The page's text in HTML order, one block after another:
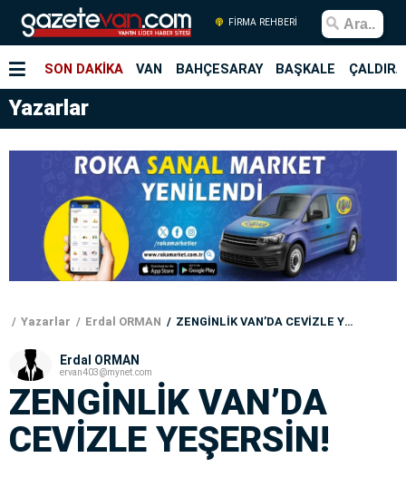
FİRMA REHBERİ
SON DAKİKA VAN BAHÇESARAY BAŞKALE
Yazarlar
Yazarlar Erdal ORMAN ZENGİNLİK VAN’DA CEVİZLE YEŞERSİN!
Erdal ORMAN
ervan403@mynet.com
ZENGİNLİK VAN’DA
CEVİZLE YEŞERSİN!